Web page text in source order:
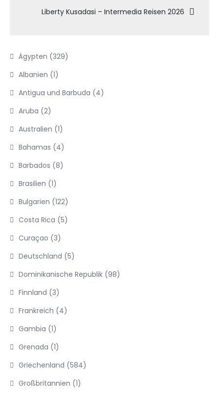
Liberty Kusadasi – Intermedia Reisen 2026
Ägypten (329)
Albanien (1)
Antigua und Barbuda (4)
Aruba (2)
Australien (1)
Bahamas (4)
Barbados (8)
Brasilien (1)
Bulgarien (122)
Costa Rica (5)
Curaçao (3)
Deutschland (5)
Dominikanische Republik (98)
Finnland (3)
Frankreich (4)
Gambia (1)
Grenada (1)
Griechenland (584)
Großbritannien (1)